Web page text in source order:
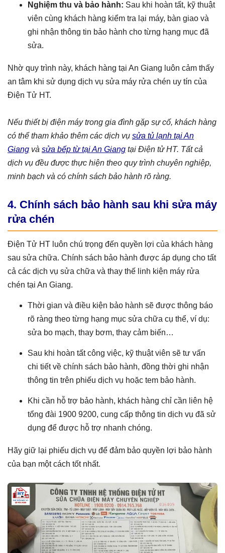
Nghiệm thu và bảo hành: Sau khi hoàn tất, kỹ thuật
viên cùng khách hàng kiểm tra lại máy, bàn giao và
ghi nhận thông tin bảo hành cho từng hạng mục đã
sửa.
Nhờ quy trình này, khách hàng tại An Giang luôn cảm thấy
an tâm khi sử dụng dịch vụ sửa máy rửa chén uy tín của
Điện Tử HT.
Nếu thiết bị điện máy trong gia đình gặp sự cố, khách hàng
có thể tham khảo thêm các dịch vụ sửa tủ lạnh tại An
Giang và sửa bếp từ tại An Giang tại Điện tử HT. Tất cả
dịch vụ đều được thực hiện theo quy trình chuyên nghiệp,
minh bạch và có chính sách bảo hành rõ ràng.
4. Chính sách bảo hành sau khi sửa máy
rửa chén
Điện Tử HT luôn chú trọng đến quyền lợi của khách hàng
sau sửa chữa. Chính sách bảo hành được áp dụng cho tất
cả các dịch vụ sửa chữa và thay thế linh kiện máy rửa
chén tại An Giang.
Thời gian và điều kiện bảo hành sẽ được thông báo
rõ ràng theo từng hạng mục sửa chữa cụ thể, ví dụ:
sửa bo mạch, thay bơm, thay cảm biến…
Sau khi hoàn tất công việc, kỹ thuật viên sẽ tư vấn
chi tiết về chính sách bảo hành, đồng thời ghi nhận
thông tin trên phiếu dịch vụ hoặc tem bảo hành.
Khi cần hỗ trợ bảo hành, khách hàng chỉ cần liên hệ
tổng đài 1900 9200, cung cấp thông tin dịch vụ đã sử
dụng để được hỗ trợ nhanh chóng.
Hãy giữ lại phiếu dịch vụ để đảm bảo quyền lợi bảo hành
của bạn một cách tốt nhất.